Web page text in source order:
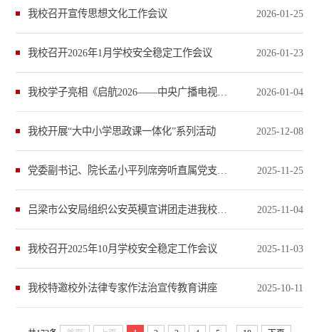
我校召开宣传思想文化工作会议 2026-01-25
我校召开2026年1月学校安全稳定工作会议 2026-01-23
我校学子亮相《启航2026——中央广播电视总台跨年晚会》 2026-01-04
我校开展“大中小学思政课一体化”系列活动 2025-12-08
党委副书记、院长孟小平列席旁听直属党支部理论学习会并调研思政部建设​ 2025-11-25
吕梁市公安局组织公安英模宣讲团走进我校开展“五进”法治宣讲活动 2025-11-04
我校召开2025年10月学校安全稳定工作会议 2025-11-03
我校特邀校外法律专家作法治宣传教育讲座 2025-10-11